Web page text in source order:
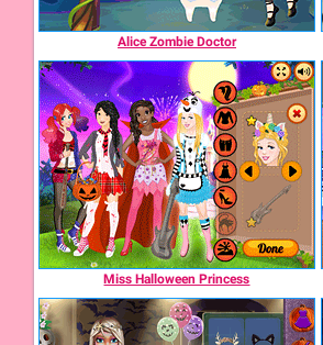
Alice Zombie Doctor
Miss Halloween Princess